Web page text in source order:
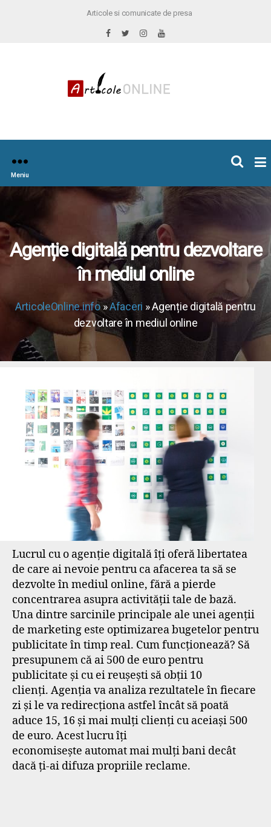
Articole si comunicate de presa
Meniu
Agenție digitală pentru dezvoltare
în mediul online
ArticoleOnline.info»Afaceri » Agenție digitală pentru
dezvoltare în mediul online
Lucrul cu o agenție digitală îți oferă libertatea
de care ai nevoie pentru ca afacerea ta să se
dezvolte în mediul online, fără a pierde
concentrarea asupra activității tale de bază.
Una dintre sarcinile principale ale unei agenții
de marketing este optimizarea bugetelor pentru
publicitate în timp real. Cum funcționează? Să
presupunem că ai 500 de euro pentru
publicitate și cu ei reușești să obții 10
clienți. Agenția va analiza rezultatele în fiecare
zi și le va redirecționa astfel încât să poată
aduce 15, 16 și mai mulți clienți cu aceiași 500
de euro. Acest lucru îți
economisește automat mai mulți bani decât
dacă ți-ai difuza propriile reclame.